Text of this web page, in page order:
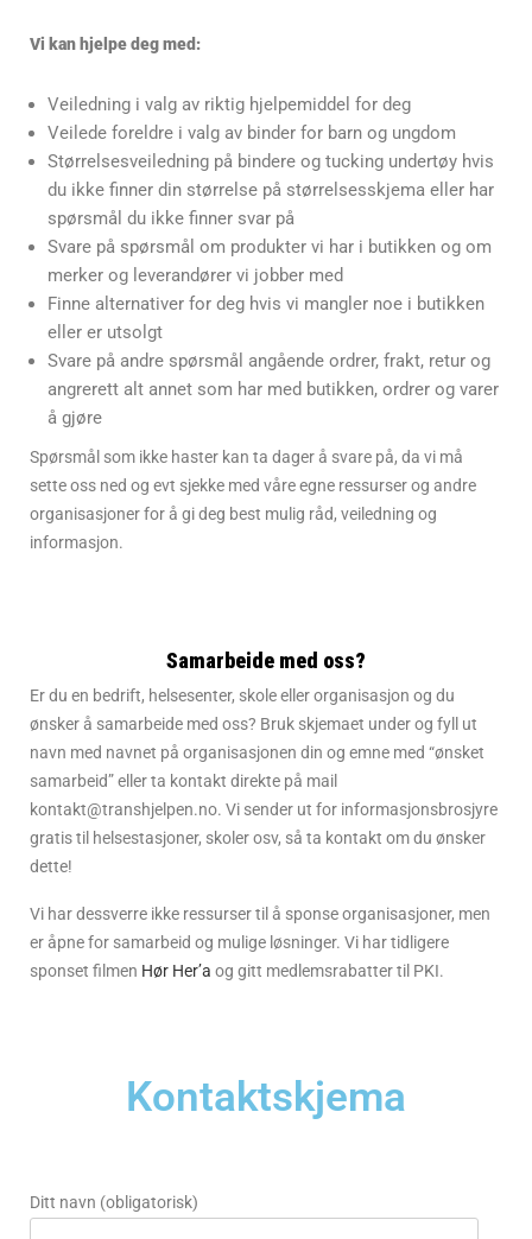
Vi kan hjelpe deg med:
Veiledning i valg av riktig hjelpemiddel for deg
Veilede foreldre i valg av binder for barn og ungdom
Størrelsesveiledning på bindere og tucking undertøy hvis
du ikke finner din størrelse på størrelsesskjema eller har
spørsmål du ikke finner svar på
Svare på spørsmål om produkter vi har i butikken og om
merker og leverandører vi jobber med
Finne alternativer for deg hvis vi mangler noe i butikken
eller er utsolgt
Svare på andre spørsmål angående ordrer, frakt, retur og
angrerett alt annet som har med butikken, ordrer og varer
å gjøre
Spørsmål som ikke haster kan ta dager å svare på, da vi må
sette oss ned og evt sjekke med våre egne ressurser og andre
organisasjoner for å gi deg best mulig råd, veiledning og
informasjon.
Samarbeide med oss?
Er du en bedrift, helsesenter, skole eller organisasjon og du
ønsker å samarbeide med oss? Bruk skjemaet under og fyll ut
navn med navnet på organisasjonen din og emne med “ønsket
samarbeid” eller ta kontakt direkte på mail
kontakt@transhjelpen.no. Vi sender ut for informasjonsbrosjyre
gratis til helsestasjoner, skoler osv, så ta kontakt om du ønsker
dette!
Vi har dessverre ikke ressurser til å sponse organisasjoner, men
er åpne for samarbeid og mulige løsninger. Vi har tidligere
sponset filmen Hør Her’a og gitt medlemsrabatter til PKI.
Kontaktskjema
Ditt navn (obligatorisk)